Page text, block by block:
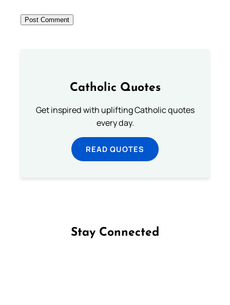
Catholic Quotes
Get inspired with uplifting Catholic quotes
every day.
READ QUOTES
Stay Connected